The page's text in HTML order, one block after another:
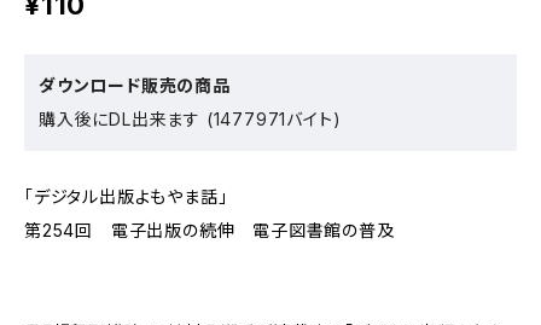
ダウンロード販売の商品
購入後にDL出来ます (1477971バイト)
「デジタル出版よもやま話」
第254回 電子出版の続伸 電子図書館の普及